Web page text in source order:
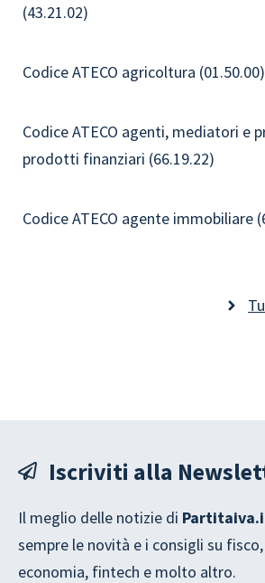
(43.21.02)
Codice ATECO agricoltura (01.50.00)
Codice ATECO agenti, mediatori e
prodotti finanziari (66.19.22)
Codice ATECO agente immobiliare
Iscriviti alla
Il meglio delle notizie di
sempre le novità e i consigli su
economia, fintech e molto altro.